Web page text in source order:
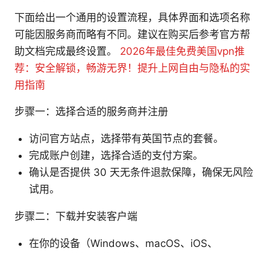
下面给出一个通用的设置流程，具体界面和选项名称
可能因服务商而略有不同。建议在购买后参考官方帮
助文档完成最终设置。 2026年最佳免费美国vpn推
荐：安全解锁，畅游无界！提升上网自由与隐私的实
用指南
步骤一：选择合适的服务商并注册
访问官方站点，选择带有英国节点的套餐。
完成账户创建，选择合适的支付方案。
确认是否提供 30 天无条件退款保障，确保无风险
试用。
步骤二：下载并安装客户端
在你的设备（Windows、macOS、iOS、